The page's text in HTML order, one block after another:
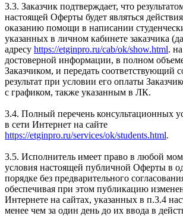
3.3. Заказчик подтверждает, что
настоящей Оферты будет являться
оказанию помощи в написании
указанных в личном кабинете заказчика
адресу https://etginpro.ru/cab/ok/show.html.
достоверной информации, в полном
Заказчиком, и передать соответствующий
результат при условии его оплаты
с графиком, также указанным в ЛК.
3.4. Полный перечень консультационных
в сети Интернет на сайте
https://etginpro.ru/services/ok/students.html.
3.5. Исполнитель имеет право в любой
условия настоящей публичной Оферты в
порядке без предварительного
обеспечивая при этом публикацию
Интернете на сайтах, указанных в п.3.4
менее чем за один день до их ввода в